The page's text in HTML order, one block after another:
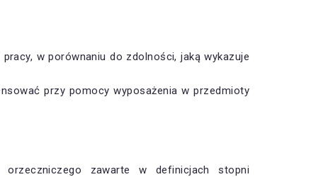
w porównaniu do zdolności, jaką wykazuje
przy pomocy wyposażenia w przedmioty
orzeczniczego zawarte w definicjach stopni